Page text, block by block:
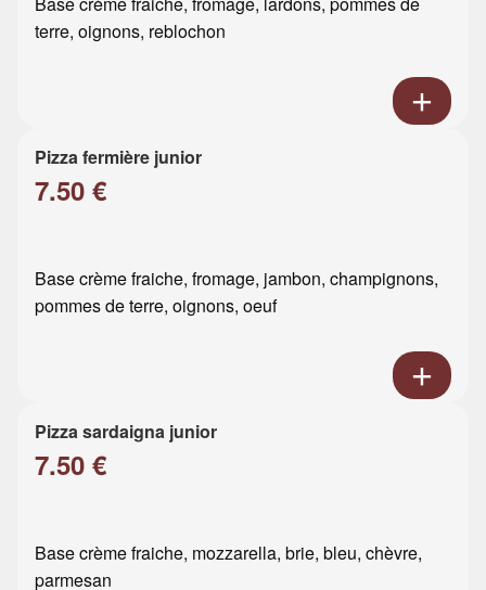
terre, oignons, reblochon
Pizza fermière junior
7.50 €
Base crème fraiche, fromage, jambon, champignons,
pommes de terre, oignons, oeuf
Pizza sardaigna junior
7.50 €
Base crème fraiche, mozzarella, brie, bleu, chèvre,
parmesan